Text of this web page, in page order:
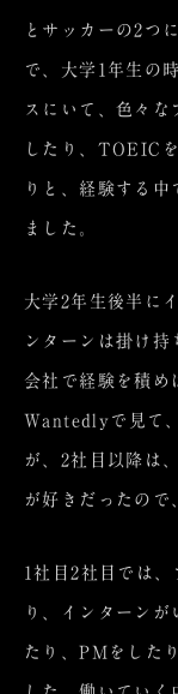
とサッカーの2つ
で、大学1年生の
スにいて、色々
したり、TOEIC
りと、経験する
ました。
大学2年生後半に
ンターンは掛け
会社で経験を積め
Wantedlyで見て
が、2社目以降は
が好きだったので
1社目2社目では
り、インターンが
たり、PMをした